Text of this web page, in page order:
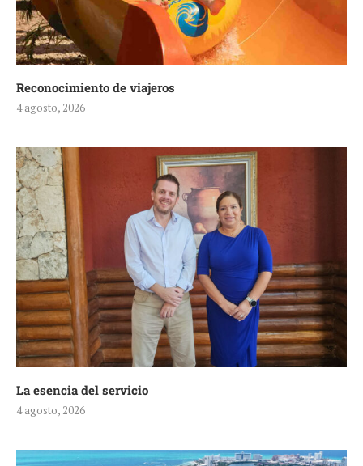
Reconocimiento de viajeros
4 agosto, 2026
La esencia del servicio
4 agosto, 2026